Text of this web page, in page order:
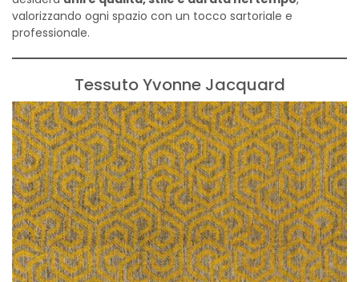
valorizzando ogni spazio con un tocco sartoriale e
professionale.
Tessuto Yvonne Jacquard